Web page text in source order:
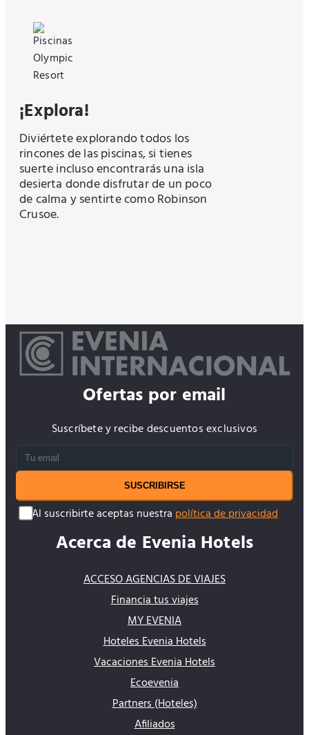
¡Explora!
Diviértete explorando todos los
rincones de las piscinas, si tienes
suerte incluso encontrarás una isla
desierta donde disfrutar de un poco
de calma y sentirte como Robinson
Crusoe.
Ofertas por email
Suscríbete y recibe descuentos exclusivos
SUSCRIBIRSE
Al suscribirte aceptas nuestra política de privacidad
Acerca de Evenia Hotels
ACCESO AGENCIAS DE VIAJES
Financia tus viajes
MY EVENIA
Hoteles Evenia Hotels
Vacaciones Evenia Hotels
Ecoevenia
Partners (Hoteles)
Afiliados